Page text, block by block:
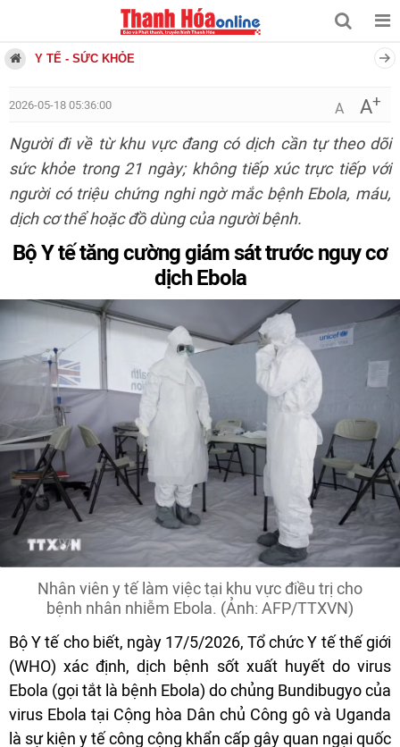
Y TẾ - SỨC KHỎE
2026-05-18 05:36:00 A A+
Người đi về từ khu vực đang có dịch cần tự theo dõi
sức khỏe trong 21 ngày; không tiếp xúc trực tiếp với
người có triệu chứng nghi ngờ mắc bệnh Ebola, máu,
dịch cơ thể hoặc đồ dùng của người bệnh.
Bộ Y tế tăng cường giám sát trước nguy cơ
dịch Ebola
Nhân viên y tế làm việc tại khu vực điều trị cho
bệnh nhân nhiễm Ebola. (Ảnh: AFP/TTXVN)
Bộ Y tế cho biết, ngày 17/5/2026, Tổ chức Y tế thế giới
(WHO) xác định, dịch bệnh sốt xuất huyết do virus
Ebola (gọi tắt là bệnh Ebola) do chủng Bundibugyo của
virus Ebola tại Cộng hòa Dân chủ Công gô và Uganda
là sự kiện y tế công cộng khẩn cấp gây quan ngại quốc